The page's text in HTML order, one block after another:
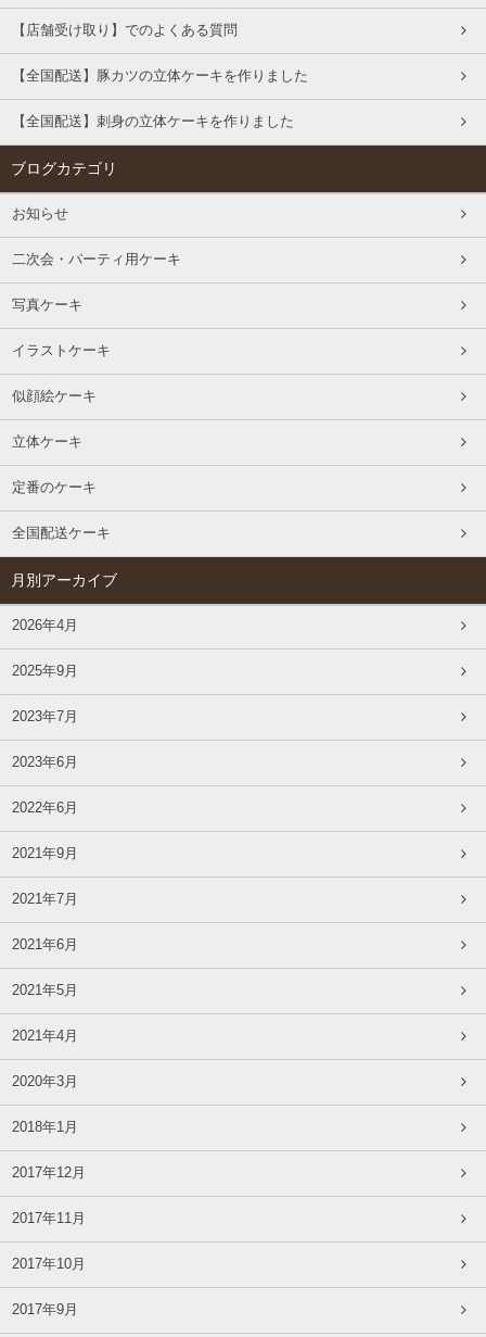
【店舗受け取り】でのよくある質問
【全国配送】豚カツの立体ケーキを作りました
【全国配送】刺身の立体ケーキを作りました
ブログカテゴリ
お知らせ
二次会・パーティ用ケーキ
写真ケーキ
イラストケーキ
似顔絵ケーキ
立体ケーキ
定番のケーキ
全国配送ケーキ
月別アーカイブ
2026年4月
2025年9月
2023年7月
2023年6月
2022年6月
2021年9月
2021年7月
2021年6月
2021年5月
2021年4月
2020年3月
2018年1月
2017年12月
2017年11月
2017年10月
2017年9月